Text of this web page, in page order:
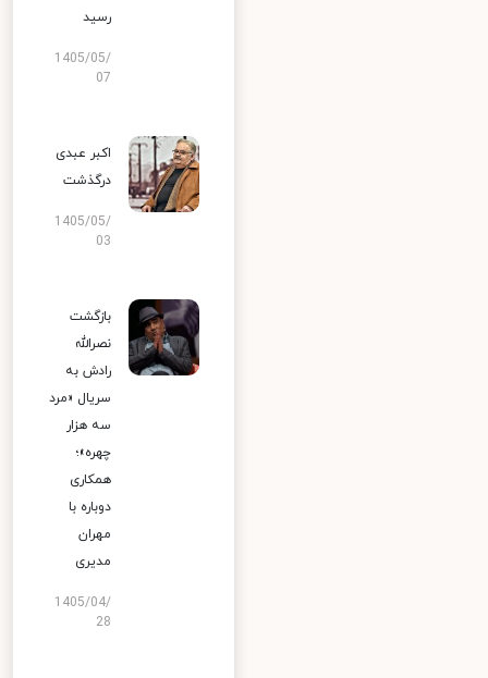
رسید
1405/05/
07
اکبر عبدی
درگذشت
1405/05/
03
بازگشت
نصرالله
رادش به
سریال «مرد
سه هزار
چهره»؛
همکاری
دوباره با
مهران
مدیری
1405/04/
28